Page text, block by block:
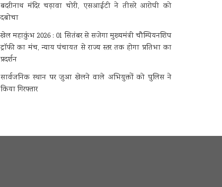
बदरीनाथ मंदिर चढ़ावा चोरी, एसआईटी ने तीसरे आरोपी को
दबोचा
खेल महाकुंभ 2026 : 01 सितंबर से सजेगा मुख्यमंत्री चौम्पियनशिप
ट्रॉफी का मंच, न्याय पंचायत से राज्य स्तर तक होगा प्रतिभा का
प्रदर्शन
सार्वजनिक स्थान पर जुआ खेलने वाले अभियुक्तों को पुलिस ने
किया गिरफ्तार